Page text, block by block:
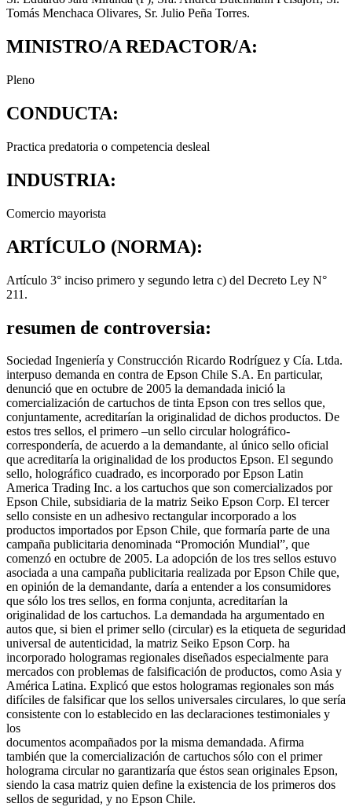
Tomás Menchaca Olivares, Sr. Julio Peña Torres.
MINISTRO/A REDACTOR/A:
Pleno
CONDUCTA:
Practica predatoria o competencia desleal
INDUSTRIA:
Comercio mayorista
ARTÍCULO (NORMA):
Artículo 3° inciso primero y segundo letra c) del Decreto Ley N°
211.
resumen de controversia:
Sociedad Ingeniería y Construcción Ricardo Rodríguez y Cía. Ltda.
interpuso demanda en contra de Epson Chile S.A. En particular,
denunció que en octubre de 2005 la demandada inició la
comercialización de cartuchos de tinta Epson con tres sellos que,
conjuntamente, acreditarían la originalidad de dichos productos. De
estos tres sellos, el primero –un sello circular holográfico-
correspondería, de acuerdo a la demandante, al único sello oficial
que acreditaría la originalidad de los productos Epson. El segundo
sello, holográfico cuadrado, es incorporado por Epson Latin
America Trading Inc. a los cartuchos que son comercializados por
Epson Chile, subsidiaria de la matriz Seiko Epson Corp. El tercer
sello consiste en un adhesivo rectangular incorporado a los
productos importados por Epson Chile, que formaría parte de una
campaña publicitaria denominada “Promoción Mundial”, que
comenzó en octubre de 2005. La adopción de los tres sellos estuvo
asociada a una campaña publicitaria realizada por Epson Chile que,
en opinión de la demandante, daría a entender a los consumidores
que sólo los tres sellos, en forma conjunta, acreditarían la
originalidad de los cartuchos. La demandada ha argumentado en
autos que, si bien el primer sello (circular) es la etiqueta de seguridad
universal de autenticidad, la matriz Seiko Epson Corp. ha
incorporado hologramas regionales diseñados especialmente para
mercados con problemas de falsificación de productos, como Asia y
América Latina. Explicó que estos hologramas regionales son más
difíciles de falsificar que los sellos universales circulares, lo que sería
consistente con lo establecido en las declaraciones testimoniales y
los
documentos acompañados por la misma demandada. Afirma
también que la comercialización de cartuchos sólo con el primer
holograma circular no garantizaría que éstos sean originales Epson,
siendo la casa matriz quien define la existencia de los primeros dos
sellos de seguridad, y no Epson Chile.